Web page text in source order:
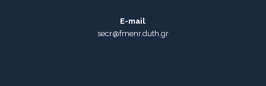
E-mail:
secr@fmenr.duth.gr